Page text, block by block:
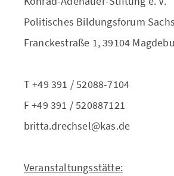
Politisches Bildungsforum
Franckestraße 1, 39104
T +49 391 / 52088-7104
F +49 391 / 520887121
britta.drechsel@kas.de
Veranstaltungsstätte: